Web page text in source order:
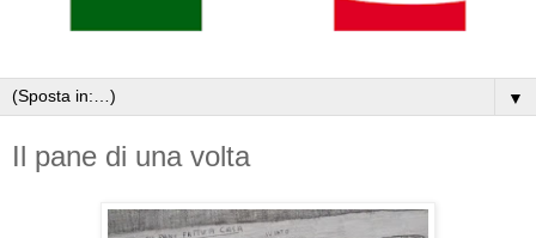
▼
Il pane di una volta